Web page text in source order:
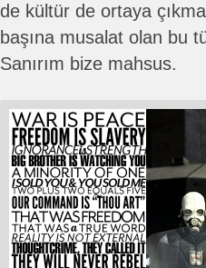
de kültür de ortaya
başına musalat olan bu
Sanırım bize mahsus.